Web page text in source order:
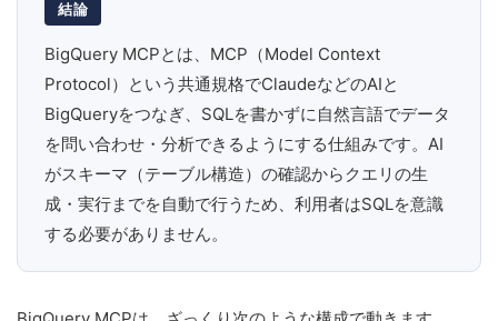
結論
BigQuery MCPとは、MCP（Model Context
Protocol）という共通規格でClaudeなどのAIと
BigQueryをつなぎ、SQLを書かずに自然言語でデータ
を問い合わせ・分析できるようにする仕組みです。AI
がスキーマ（テーブル構造）の確認からクエリの生
成・実行までを自動で行うため、利用者はSQLを意識
する必要がありません。